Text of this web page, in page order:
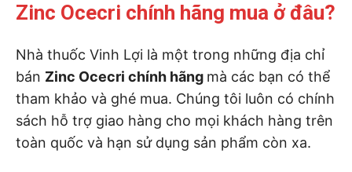
Zinc Ocecri chính hãng mua ở đâu?
Nhà thuốc Vinh Lợi là một trong những địa chỉ
bán Zinc Ocecri chính hãng mà các bạn có thể
tham khảo và ghé mua. Chúng tôi luôn có chính
sách hỗ trợ giao hàng cho mọi khách hàng trên
toàn quốc và hạn sử dụng sản phẩm còn xa.